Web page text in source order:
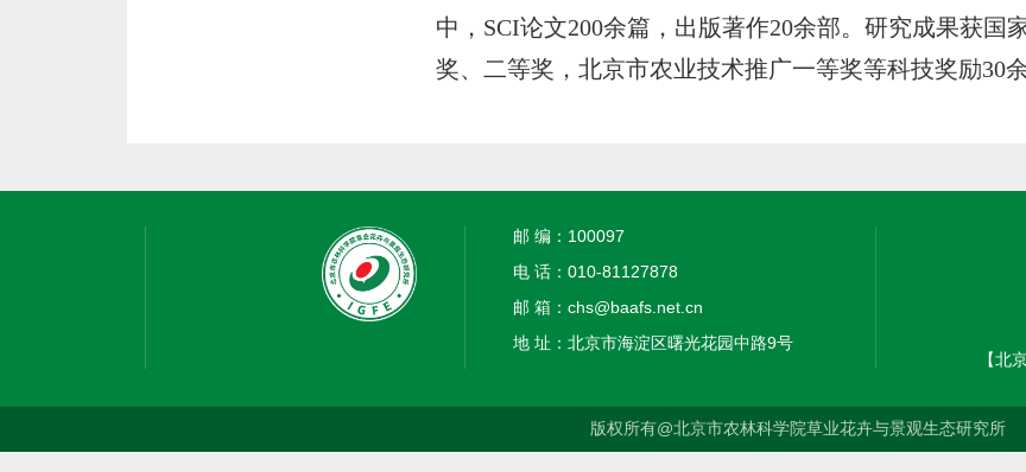
中，SCI论文200余篇，出版著作20余部。研究成果获
奖、二等奖，北京市农业技术推广一等奖等科技奖励30余
邮 编：100097
电 话：010-81127878
邮 箱：chs@baafs.net.cn
地 址：北京市海淀区曙光花园中路9号
【北
版权所有@北京市农林科学院草业花卉与景观生态研究所